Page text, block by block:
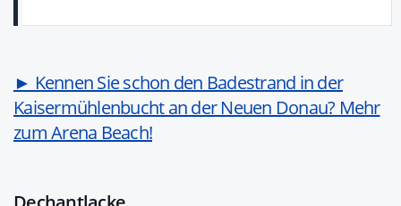
► Kennen Sie schon den Badestrand in der
Kaisermühlenbucht an der Neuen Donau? Mehr
zum Arena Beach!